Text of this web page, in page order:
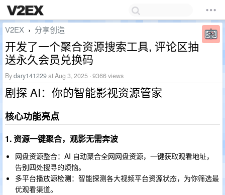
V2EX › 分享创造
开发了一个聚合资源搜索工具, 评论区抽
送永久会员兑换码
Bydary141229at Aug 3, 2025 · 9366 views
剧探 AI：你的智能影视资源管家
核心功能亮点
1. 资源一键聚合，观影无需奔波
网盘资源整合：AI 自动聚合全网网盘资源，一键获取观看地址，
告别四处搜寻的烦恼。
多平台播放源检测：智能探测各大视频平台资源状态，为你筛选最
优观看渠道。